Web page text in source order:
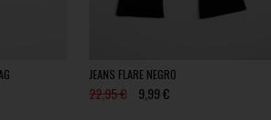
JEANS FLARE NEGRO
22,95 € 9,99 €